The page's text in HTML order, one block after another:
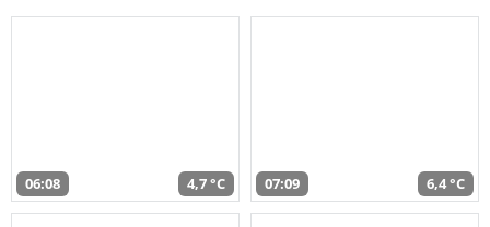
06:08 4,7 °C 07:09 6,4 °C